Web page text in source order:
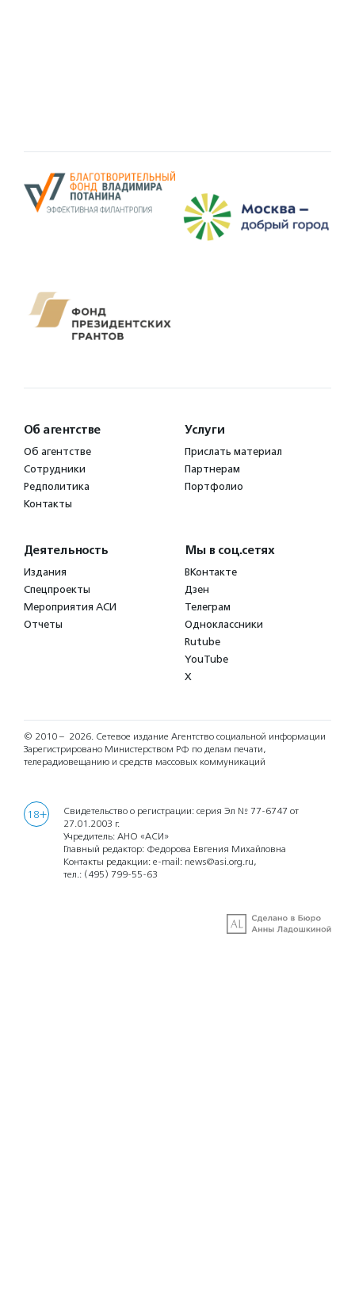
Об агентстве
Об агентстве
Сотрудники
Редполитика
Контакты
Услуги
Прислать материал
Партнерам
Портфолио
Деятельность
Издания
Спецпроекты
Мероприятия АСИ
Отчеты
Мы в соц.сетях
ВКонтакте
Дзен
Телеграм
Одноклассники
Rutube
YouTube
X
© 2010 – 2026. Сетевое издание Агентство социальной информации
Зарегистрировано Министерством РФ по делам печати,
телерадиовещанию и средств массовых коммуникаций
18+
Свидетельство о регистрации: серия Эл № 77-6747 от
27.01.2003 г.
Учредитель: АНО «АСИ»
Главный редактор: Федорова Евгения Михайловна
Контакты редакции: e-mail: news@asi.org.ru,
тел.: (495) 799-55-63